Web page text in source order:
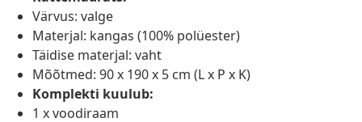
Värvus: valge
Materjal: kangas (100% polüester)
Täidise materjal: vaht
Mõõtmed: 90 x 190 x 5 cm (L x P x K)
Komplekti kuulub:
1 x voodiraam